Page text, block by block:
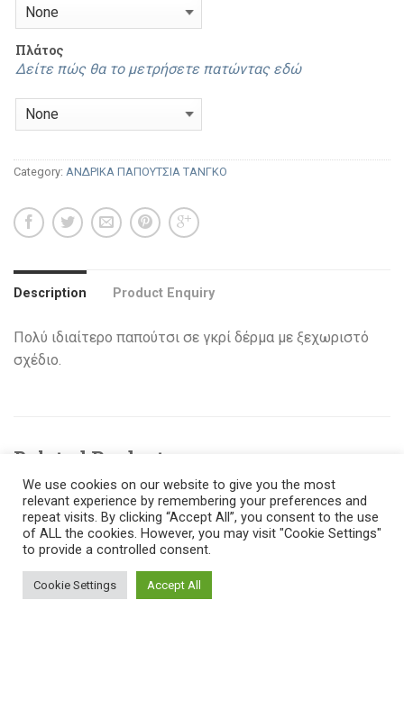
Πλάτος
Δείτε πώς θα το μετρήσετε πατώντας εδώ
Category: ΑΝΔΡΙΚΑ ΠΑΠΟΥΤΣΙΑ ΤΑΝΓΚΟ
Description Product Enquiry
Πολύ ιδιαίτερο παπούτσι σε γκρί δέρμα με ξεχωριστό
σχέδιο.
Related Products
We use cookies on our website to give you the most
relevant experience by remembering your preferences and
repeat visits. By clicking “Accept All”, you consent to the use
of ALL the cookies. However, you may visit "Cookie Settings"
to provide a controlled consent.
Cookie Settings Accept All